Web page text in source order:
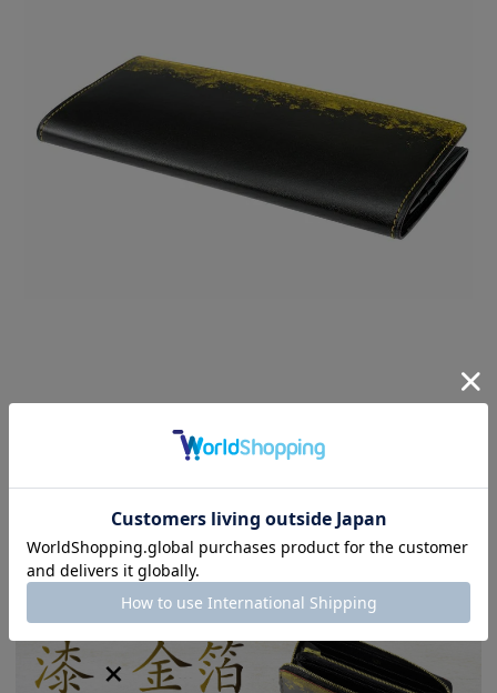
上部が広がり、底に向かって細くなる、膨らみにくい構造の
ササマチ財布。内側には、札入れ×1、カード入れ×10とポ
ケット×1が付いています。
シリーズ説明